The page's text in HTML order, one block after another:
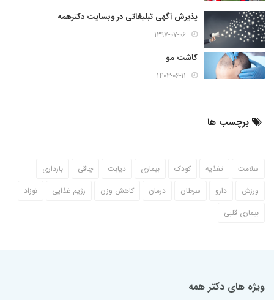
پذیرش آگهی تبلیغاتی در وبسایت دکترهمه
۱۳۹۷-۰۷-۰۶
کاشت مو
۱۴۰۳-۰۶-۱۱
برچسب ها
سلامت تغذیه کودک بیماری دیابت چاقی
بارداری
ورزش
دارو سرطان درمان کاهش وزن رژیم غذایی
نوزاد
بیماری قلبی
ویژه های دکتر همه